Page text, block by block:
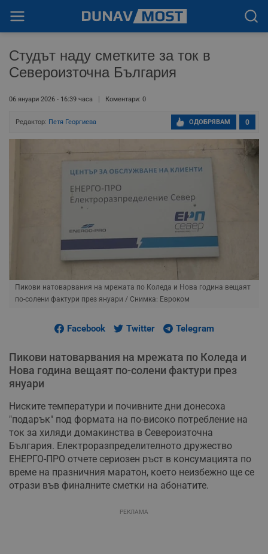
Студът наду сметките за ток в
Североизточна България
06 януари 2026 - 16:39 часа Коментари: 0
Редактор: Петя Георгиева 0
ОДОБРЯВАМ
Пикови натоварвания на мрежата по Коледа и Нова година вещаят
по-солени фактури през януари / Снимка: Евроком
Facebook Twitter Telegram
Пикови натоварвания на мрежата по Коледа и
Нова година вещаят по-солени фактури през
януари
Ниските температури и почивните дни донесоха
"подарък" под формата на по-високо потребление на
ток за хиляди домакинства в Североизточна
България. Електроразпределителното дружество
ЕНЕРГО-ПРО отчете сериозен ръст в консумацията по
време на празничния маратон, което неизбежно ще се
отрази във финалните сметки на абонатите.
РЕКЛАМА